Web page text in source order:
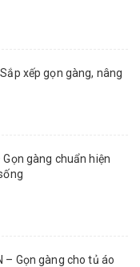
xếp gọn gàng, nâng
Gọn gàng chuẩn hiện
– Gọn gàng cho tủ áo